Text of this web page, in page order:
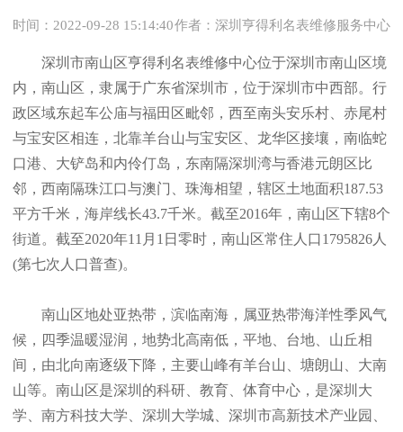
时间：2022-09-28 15:14:40作者：深圳亨得利名表维修服务中心
深圳市南山区亨得利名表维修中心位于深圳市南山区境
内，南山区，隶属于广东省深圳市，位于深圳市中西部。行
政区域东起车公庙与福田区毗邻，西至南头安乐村、赤尾村
与宝安区相连，北靠羊台山与宝安区、龙华区接壤，南临蛇
口港、大铲岛和内伶仃岛，东南隔深圳湾与香港元朗区比
邻，西南隔珠江口与澳门、珠海相望，辖区土地面积187.53
平方千米，海岸线长43.7千米。截至2016年，南山区下辖8个
街道。截至2020年11月1日零时，南山区常住人口1795826人
(第七次人口普查)。
南山区地处亚热带，滨临南海，属亚热带海洋性季风气
候，四季温暖湿润，地势北高南低，平地、台地、山丘相
间，由北向南逐级下降，主要山峰有羊台山、塘朗山、大南
山等。南山区是深圳的科研、教育、体育中心，是深圳大
学、南方科技大学、深圳大学城、深圳市高新技术产业园、